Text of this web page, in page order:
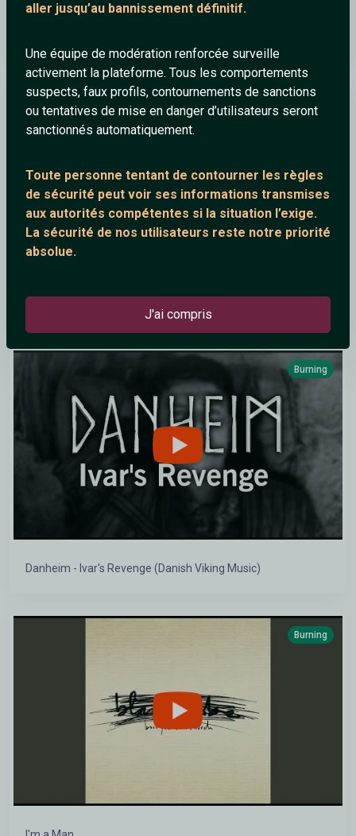
aller jusqu’au bannissement définitif.
Une équipe de modération renforcée surveille
activement la plateforme. Tous les comportements
suspects, faux profils, contournements de sanctions
ou tentatives de mise en danger d’utilisateurs seront
sanctionnés automatiquement.
Toute personne tentant de contourner les règles
de sécurité peut voir ses informations transmises
aux autorités compétentes si la situation l’exige.
La sécurité de nos utilisateurs reste notre priorité
absolue.
J'ai compris
GTA Liberty City Stories - Introduction Theme REMASTERED
Germinal - Anticapitaliste
Burning
Danheim - Ivar's Revenge (Danish Viking Music)
Burning